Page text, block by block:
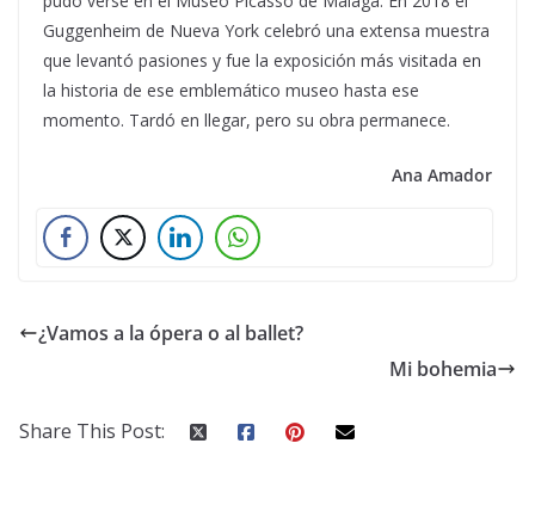
Guggenheim de Nueva York celebró una extensa muestra
que levantó pasiones y fue la exposición más visitada en
la historia de ese emblemático museo hasta ese
momento. Tardó en llegar, pero su obra permanece.
Ana Amador
¿Vamos a la ópera o al ballet?
Mi bohemia
Share This Post: